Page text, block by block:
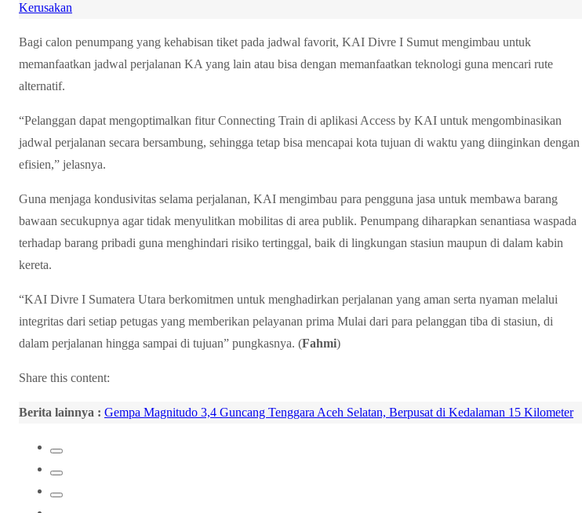
Kerusakan
Bagi calon penumpang yang kehabisan tiket pada jadwal favorit, KAI Divre I Sumut mengimbau untuk
memanfaatkan jadwal perjalanan KA yang lain atau bisa dengan memanfaatkan teknologi guna mencari rute
alternatif.
“Pelanggan dapat mengoptimalkan fitur Connecting Train di aplikasi Access by KAI untuk mengombinasikan
jadwal perjalanan secara bersambung, sehingga tetap bisa mencapai kota tujuan di waktu yang diinginkan dengan
efisien,” jelasnya.
Guna menjaga kondusivitas selama perjalanan, KAI mengimbau para pengguna jasa untuk membawa barang
bawaan secukupnya agar tidak menyulitkan mobilitas di area publik. Penumpang diharapkan senantiasa waspada
terhadap barang pribadi guna menghindari risiko tertinggal, baik di lingkungan stasiun maupun di dalam kabin
kereta.
“KAI Divre I Sumatera Utara berkomitmen untuk menghadirkan perjalanan yang aman serta nyaman melalui
integritas dari setiap petugas yang memberikan pelayanan prima Mulai dari para pelanggan tiba di stasiun, di
dalam perjalanan hingga sampai di tujuan” pungkasnya. (Fahmi)
Share this content:
Berita lainnya : Gempa Magnitudo 3,4 Guncang Tenggara Aceh Selatan, Berpusat di Kedalaman 15 Kilometer